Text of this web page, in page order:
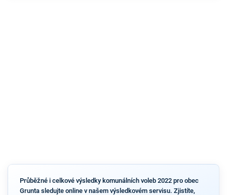
Průběžné i celkové výsledky komunálních voleb 2022 pro obec
Grunta sledujte online v našem výsledkovém servisu. Zjistíte,